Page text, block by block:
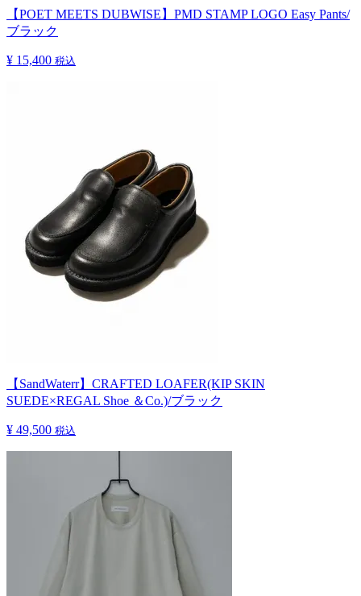
【POET MEETS DUBWISE】PMD STAMP LOGO Easy Pants/
ブラック
¥ 15,400 税込
【SandWaterr】CRAFTED LOAFER(KIP SKIN
SUEDE×REGAL Shoe ＆Co.)/ブラック
¥ 49,500 税込